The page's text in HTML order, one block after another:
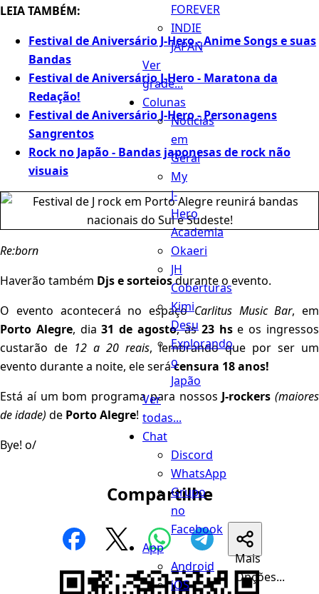
FOREVER
INDIE
JAPAN
Ver
grade...
Colunas
Notícias
em
Geral
My
J-
Hero
Academia
Okaeri
JH
Coberturas
Kimi
Desu
Explorando
o
Japão
Ver
todas...
Chat
Discord
WhatsApp
Grupo
no
Facebook
App
Android
iOS
LEIA TAMBÉM:
Festival de Aniversário J-Hero - Anime Songs e suas
Bandas
Festival de Aniversário J-Hero - Maratona da
Redação!
Festival de Aniversário J-Hero - Personagens
Sangrentos
Rock no Japão - Bandas japonesas de rock não
visuais
Re:born
Haverão também Djs e sorteiosdurante o evento.
O evento acontecerá no espaçoCarlitus Music Bar, em
Porto Alegre, dia31 de agosto, às23 hse os ingressos
custarão de 12 a 20 reais, lembrando que por ser um
evento durante a noite, ele serácensura 18 anos!
Está aí um bom programa para nossos J-rockers (maiores
de idade) de Porto Alegre!
Bye! o/
Compartilhe
Mais
Opções...